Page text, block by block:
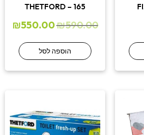
THETFORD – 165
₪590.00
₪550.00
הוספה לסל